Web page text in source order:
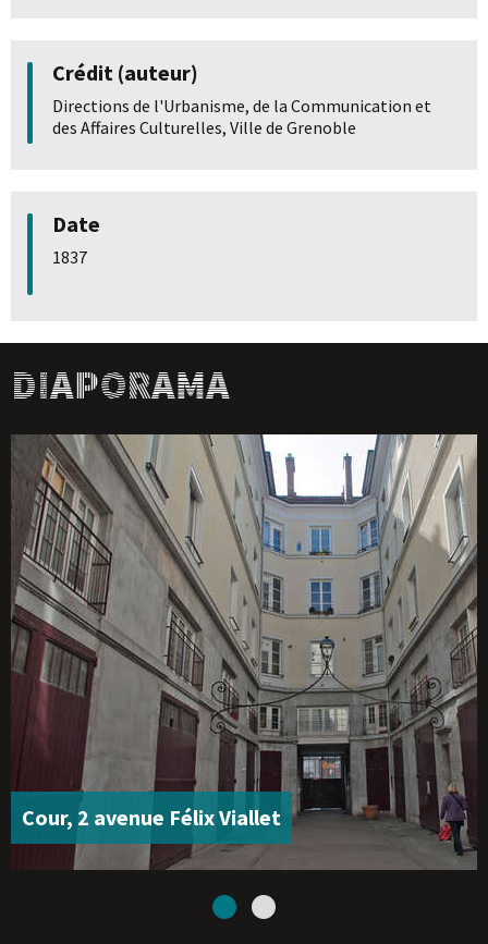
Crédit (auteur)
Directions de l'Urbanisme, de la Communication et
des Affaires Culturelles, Ville de Grenoble
Date
1837
Diaporama
Cour, 2 avenue Félix Viallet